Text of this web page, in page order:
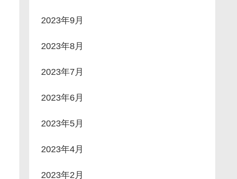
2023年9月
2023年8月
2023年7月
2023年6月
2023年5月
2023年4月
2023年2月